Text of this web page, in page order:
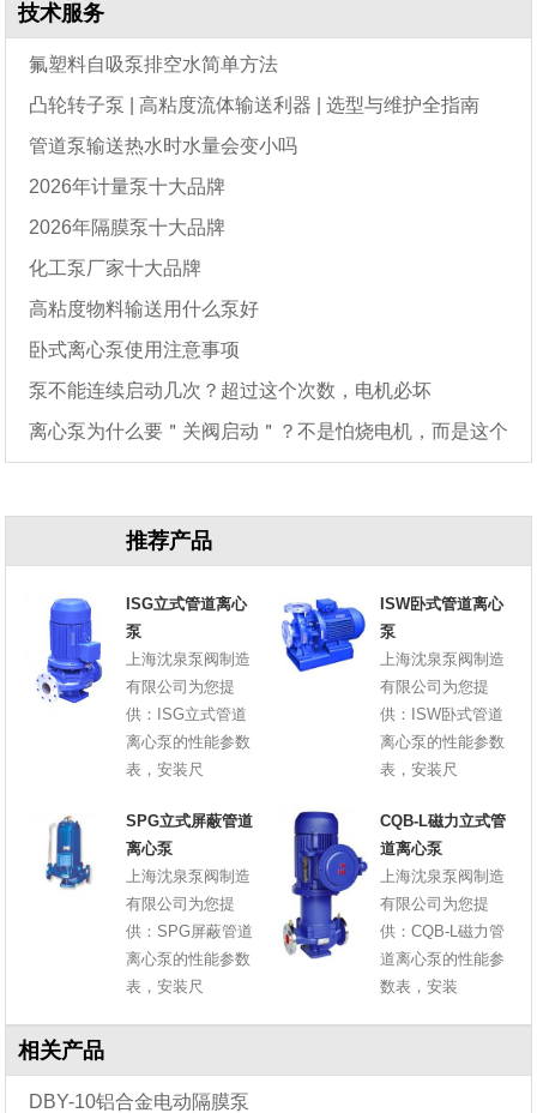
技术服务
氟塑料自吸泵排空水简单方法
凸轮转子泵 | 高粘度流体输送利器 | 选型与维护全指南
管道泵输送热水时水量会变小吗
2026年计量泵十大品牌
2026年隔膜泵十大品牌
化工泵厂家十大品牌
高粘度物料输送用什么泵好
卧式离心泵使用注意事项
泵不能连续启动几次？超过这个次数，电机必坏
离心泵为什么要＂关阀启动＂？不是怕烧电机，而是这个
推荐产品
ISG立式管道离心
泵
上海沈泉泵阀制造
有限公司为您提
供：ISG立式管道
离心泵的性能参数
表，安装尺
ISW卧式管道离心
泵
上海沈泉泵阀制造
有限公司为您提
供：ISW卧式管道
离心泵的性能参数
表，安装尺
SPG立式屏蔽管道
离心泵
上海沈泉泵阀制造
有限公司为您提
供：SPG屏蔽管道
离心泵的性能参数
表，安装尺
CQB-L磁力立式管
道离心泵
上海沈泉泵阀制造
有限公司为您提
供：CQB-L磁力管
道离心泵的性能参
数表，安装
相关产品
DBY-10铝合金电动隔膜泵